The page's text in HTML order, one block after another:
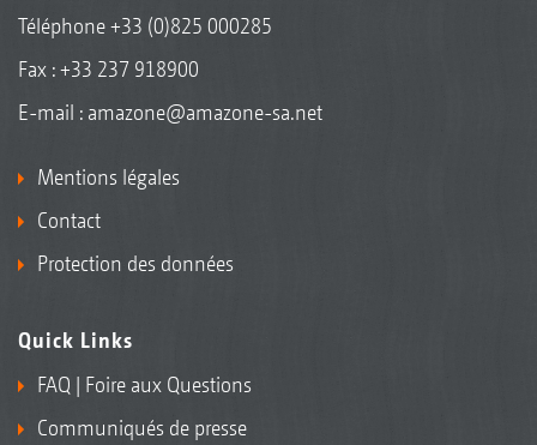
Téléphone+33 (0)825 000285
Fax : +33 237 918900
E-mail : amazone@amazone-sa.net
Mentions légales
Contact
Protection des données
Quick Links
FAQ | Foire aux Questions
Communiqués de presse